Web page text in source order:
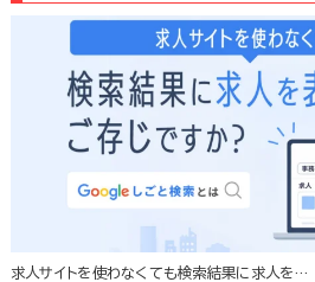
求人サイトを使わなくても検索結果に求人を…